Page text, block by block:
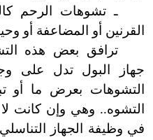
ـ تشوهات الرحم
القرنين أو المضاعفة أو
ترافق بعض هذه
جهاز البول تدل على
التشوهات بعرض ما أو
التشوه.. وهي وإن كانت لا
في وظيفة الجهاز